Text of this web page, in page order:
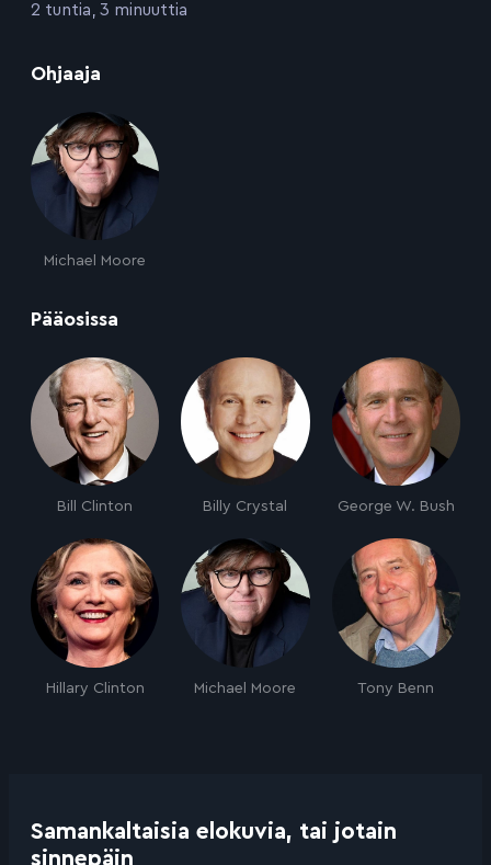
:2 tuntia, 3 minuuttia
Ohjaaja
Michael Moore
Pääosissa
Bill Clinton Billy Crystal George W. Bush
Hillary Clinton Michael Moore Tony Benn
Samankaltaisia elokuvia, tai jotain
sinnepäin